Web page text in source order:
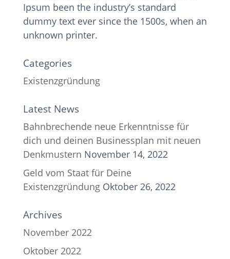
Ipsum been the industry’s standard
dummy text ever since the 1500s, when an
unknown printer.
Categories
Existenzgründung
Latest News
Bahnbrechende neue Erkenntnisse für
dich und deinen Businessplan mit neuen
Denkmustern November 14, 2022
Geld vom Staat für Deine
Existenzgründung Oktober 26, 2022
Archives
November 2022
Oktober 2022